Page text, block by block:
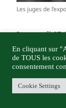
Les juges de
Le samedi 27
d’élevage
l’exposition
Français
Fold,13
Scottish Fold
En cliquant sur
de TOUS les
consentement
Cookie Settings